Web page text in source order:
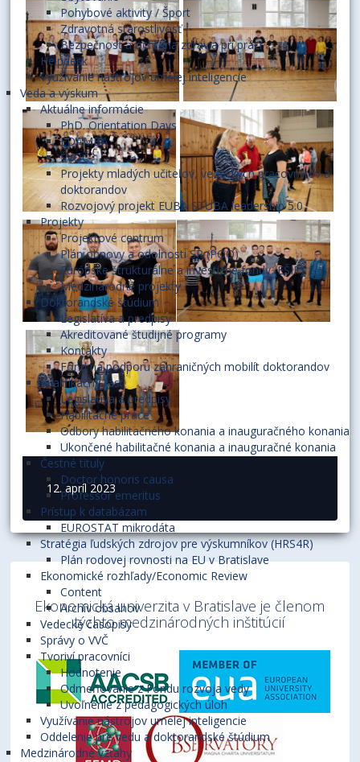
Pohybové aktivity / Šport
Zdravotná starostlivosť
Bezpečnosť a ochrana zdravia pri práci
Helpdesk
Využívanie nástrojov umelej inteligencie
Veda a výskum
Aktuálne informácie
PhD. Orientation Days
EDAMBA
ŠVOČ
Projekty mladých učiteľov, vedeckých pracovníkov a
doktorandov
Rozvojový projekt EUBA STUBA leadership 5.0
Projekty
Projektové centrum
Plán obnovy a odolnosti SR (POO)
Európske štrukturálne a investičné fondy (EŠIF)
Medzinárodné projekty
Doktorandské štúdium
Legislatíva a predpisy
Akreditované študijné programy
Kontakty
Fond na podporu zahraničných mobilít doktorandov
Kvalifikačný rast
Legislatíva a predpisy
Habilitačné práce
Odbory habilitačného konania a inauguračného konania
Ukončené habilitačné konania a inauguračné konania
Čestné tituly
Doctor honoris causa
Professor emeritus
Prístup k databázam
EUROSTAT mikrodáta
Stratégia ľudských zdrojov pre výskumníkov (HRS4R)
Plán rodovej rovnosti na EU v Bratislave
Ekonomické rozhľady/Economic Review
Content
Archív obsahov
Vedecké časopisy
Správy o VVČ
Tvoriví pracovníci
Hodnotenie
Odmeňovanie z Fondu rozvoja vedy
Uvoľnenie z pedagogických úloh
Využívanie nástrojov umelej inteligencie
Oddelenie pre vedu a doktorandské štúdium
Medzinárodné vzťahy
12. apríl 2023
Ekonomická univerzita v Bratislave je členom
týchto medzinárodných inštitúcií